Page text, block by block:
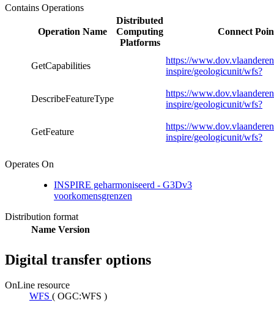
Contains Operations
Operation Name
Distributed
Computing
Platforms
Connect
GetCapabilities
https://
inspire/geologicunit/wfs?
DescribeFeatureType
https://
inspire/geologicunit/wfs?
GetFeature
https://
inspire/geologicunit/wfs?
Operates On
INSPIRE geharmoniseerd - G3Dv3
voorkomensgrenzen
Distribution format
Name Version
Digital transfer options
OnLine resource
WFS ( OGC:WFS )